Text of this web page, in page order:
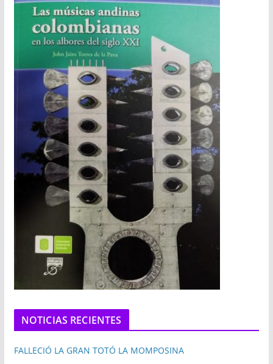
NOTICIAS RECIENTES
FALLECIÓ LA GRAN TOTÓ LA MOMPOSINA